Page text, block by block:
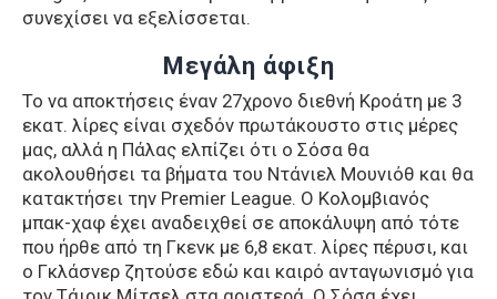
συνεχίσει να εξελίσσεται.
Μεγάλη άφιξη
Το να αποκτήσεις έναν 27χρονο διεθνή Κροάτη με 3
εκατ. λίρες είναι σχεδόν πρωτάκουστο στις μέρες
μας, αλλά η Πάλας ελπίζει ότι ο Σόσα θα
ακολουθήσει τα βήματα του Ντάνιελ Μουνιόθ και θα
κατακτήσει την Premier League. Ο Κολομβιανός
μπακ-χαφ έχει αναδειχθεί σε αποκάλυψη από τότε
που ήρθε από τη Γκενκ με 6,8 εκατ. λίρες πέρυσι, και
ο Γκλάσνερ ζητούσε εδώ και καιρό ανταγωνισμό για